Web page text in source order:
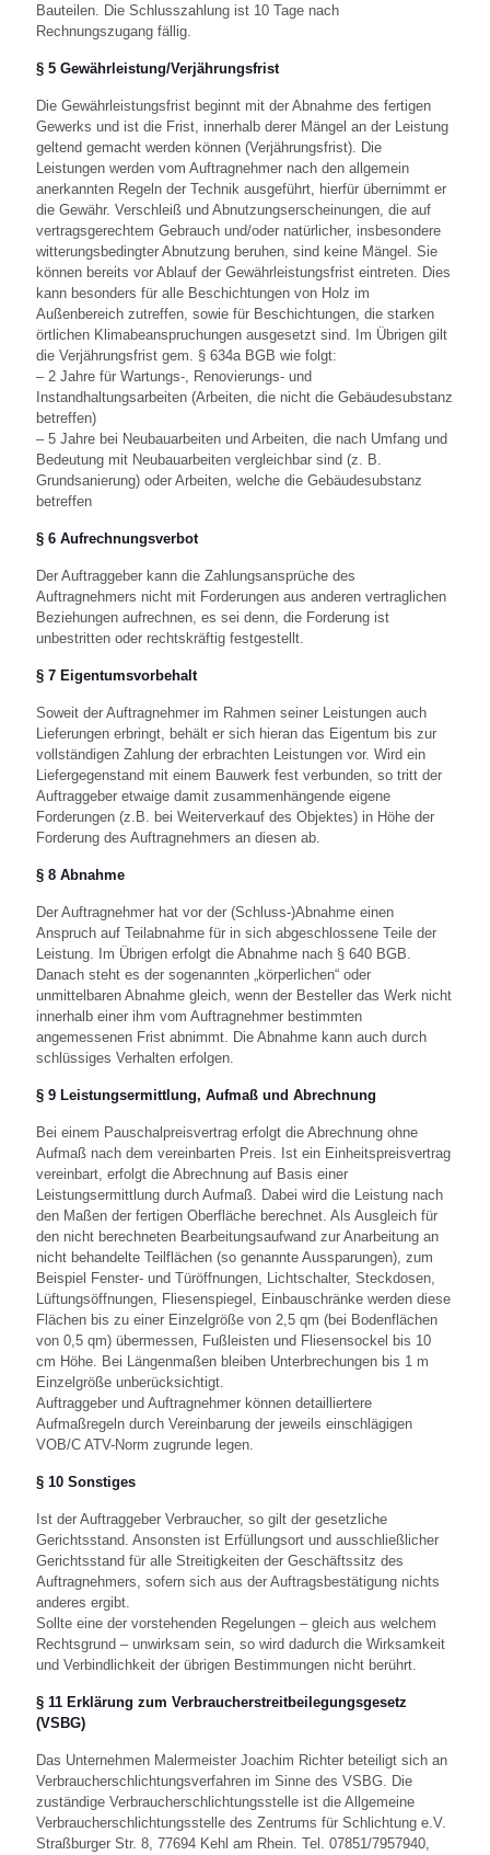
Bauteilen. Die Schlusszahlung ist 10 Tage nach
Rechnungszugang fällig.
§ 5 Gewährleistung/Verjährungsfrist
Die Gewährleistungsfrist beginnt mit der Abnahme des fertigen
Gewerks und ist die Frist, innerhalb derer Mängel an der Leistung
geltend gemacht werden können (Verjährungsfrist). Die
Leistungen werden vom Auftragnehmer nach den allgemein
anerkannten Regeln der Technik ausgeführt, hierfür übernimmt er
die Gewähr. Verschleiß und Abnutzungserscheinungen, die auf
vertragsgerechtem Gebrauch und/oder natürlicher, insbesondere
witterungsbedingter Abnutzung beruhen, sind keine Mängel. Sie
können bereits vor Ablauf der Gewährleistungsfrist eintreten. Dies
kann besonders für alle Beschichtungen von Holz im
Außenbereich zutreffen, sowie für Beschichtungen, die starken
örtlichen Klimabeanspruchungen ausgesetzt sind. Im Übrigen gilt
die Verjährungsfrist gem. § 634a BGB wie folgt:
– 2 Jahre für Wartungs-, Renovierungs- und
Instandhaltungsarbeiten (Arbeiten, die nicht die Gebäudesubstanz
betreffen)
– 5 Jahre bei Neubauarbeiten und Arbeiten, die nach Umfang und
Bedeutung mit Neubauarbeiten vergleichbar sind (z. B.
Grundsanierung) oder Arbeiten, welche die Gebäudesubstanz
betreffen
§ 6 Aufrechnungsverbot
Der Auftraggeber kann die Zahlungsansprüche des
Auftragnehmers nicht mit Forderungen aus anderen vertraglichen
Beziehungen aufrechnen, es sei denn, die Forderung ist
unbestritten oder rechtskräftig festgestellt.
§ 7 Eigentumsvorbehalt
Soweit der Auftragnehmer im Rahmen seiner Leistungen auch
Lieferungen erbringt, behält er sich hieran das Eigentum bis zur
vollständigen Zahlung der erbrachten Leistungen vor. Wird ein
Liefergegenstand mit einem Bauwerk fest verbunden, so tritt der
Auftraggeber etwaige damit zusammenhängende eigene
Forderungen (z.B. bei Weiterverkauf des Objektes) in Höhe der
Forderung des Auftragnehmers an diesen ab.
§ 8 Abnahme
Der Auftragnehmer hat vor der (Schluss-)Abnahme einen
Anspruch auf Teilabnahme für in sich abgeschlossene Teile der
Leistung. Im Übrigen erfolgt die Abnahme nach § 640 BGB.
Danach steht es der sogenannten „körperlichen“ oder
unmittelbaren Abnahme gleich, wenn der Besteller das Werk nicht
innerhalb einer ihm vom Auftragnehmer bestimmten
angemessenen Frist abnimmt. Die Abnahme kann auch durch
schlüssiges Verhalten erfolgen.
§ 9 Leistungsermittlung, Aufmaß und Abrechnung
Bei einem Pauschalpreisvertrag erfolgt die Abrechnung ohne
Aufmaß nach dem vereinbarten Preis. Ist ein Einheitspreisvertrag
vereinbart, erfolgt die Abrechnung auf Basis einer
Leistungsermittlung durch Aufmaß. Dabei wird die Leistung nach
den Maßen der fertigen Oberfläche berechnet. Als Ausgleich für
den nicht berechneten Bearbeitungsaufwand zur Anarbeitung an
nicht behandelte Teilflächen (so genannte Aussparungen), zum
Beispiel Fenster- und Türöffnungen, Lichtschalter, Steckdosen,
Lüftungsöffnungen, Fliesenspiegel, Einbauschränke werden diese
Flächen bis zu einer Einzelgröße von 2,5 qm (bei Bodenflächen
von 0,5 qm) übermessen, Fußleisten und Fliesensockel bis 10
cm Höhe. Bei Längenmaßen bleiben Unterbrechungen bis 1 m
Einzelgröße unberücksichtigt.
Auftraggeber und Auftragnehmer können detailliertere
Aufmaßregeln durch Vereinbarung der jeweils einschlägigen
VOB/C ATV-Norm zugrunde legen.
§ 10 Sonstiges
Ist der Auftraggeber Verbraucher, so gilt der gesetzliche
Gerichtsstand. Ansonsten ist Erfüllungsort und ausschließlicher
Gerichtsstand für alle Streitigkeiten der Geschäftssitz des
Auftragnehmers, sofern sich aus der Auftragsbestätigung nichts
anderes ergibt.
Sollte eine der vorstehenden Regelungen – gleich aus welchem
Rechtsgrund – unwirksam sein, so wird dadurch die Wirksamkeit
und Verbindlichkeit der übrigen Bestimmungen nicht berührt.
§ 11 Erklärung zum Verbraucherstreitbeilegungsgesetz
(VSBG)
Das Unternehmen Malermeister Joachim Richter beteiligt sich an
Verbraucherschlichtungsverfahren im Sinne des VSBG. Die
zuständige Verbraucherschlichtungsstelle ist die Allgemeine
Verbraucherschlichtungsstelle des Zentrums für Schlichtung e.V.
Straßburger Str. 8, 77694 Kehl am Rhein. Tel. 07851/7957940,